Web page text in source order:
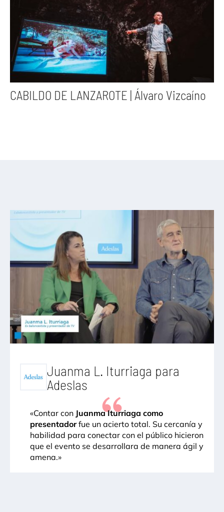
CABILDO DE LANZAROTE | Álvaro Vizcaíno
Juanma L. Iturriaga para
Adeslas
«Contar con Juanma Iturriaga como
presentadorfue un acierto total. Su cercanía y
habilidad para conectar con el público hicieron
que el evento se desarrollara de manera ágil y
amena.»